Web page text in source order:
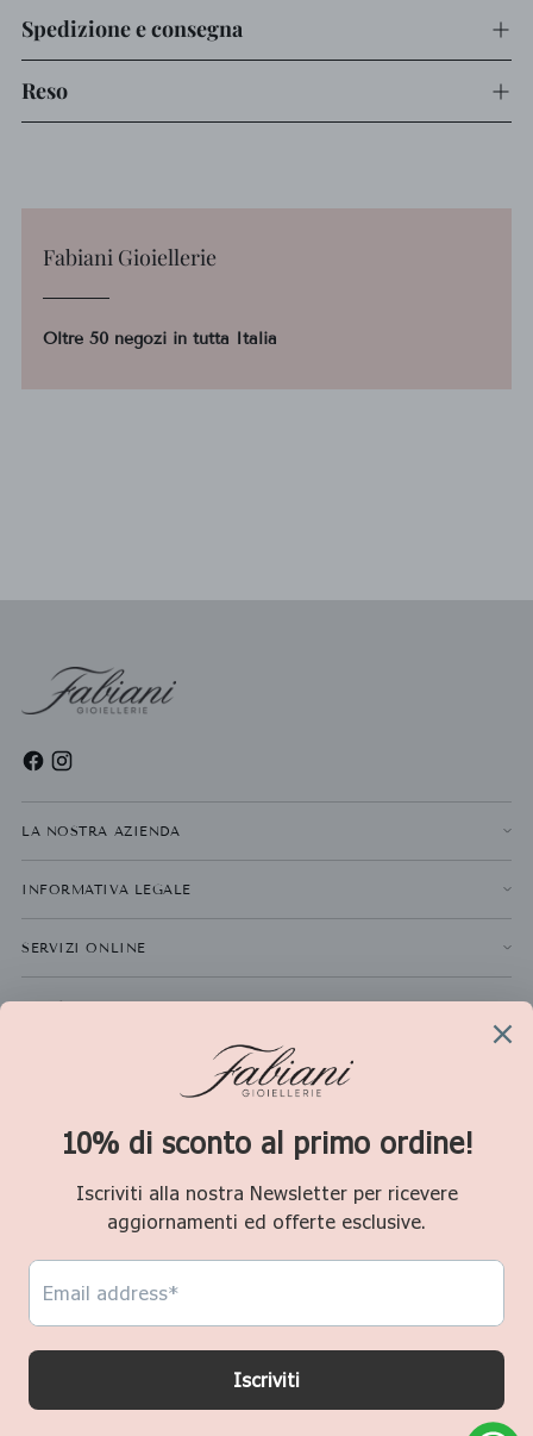
Spedizione e consegna
Reso
Fabiani Gioiellerie
Oltre 50 negozi in tutta Italia
LA NOSTRA AZIENDA
INFORMATIVA LEGALE
SERVIZI ONLINE
NEWSLETTER
Valuta
Copyright © 2026,Fabiani Gioiellerie
condizioni d'uso e l'informativa sulla privacy.